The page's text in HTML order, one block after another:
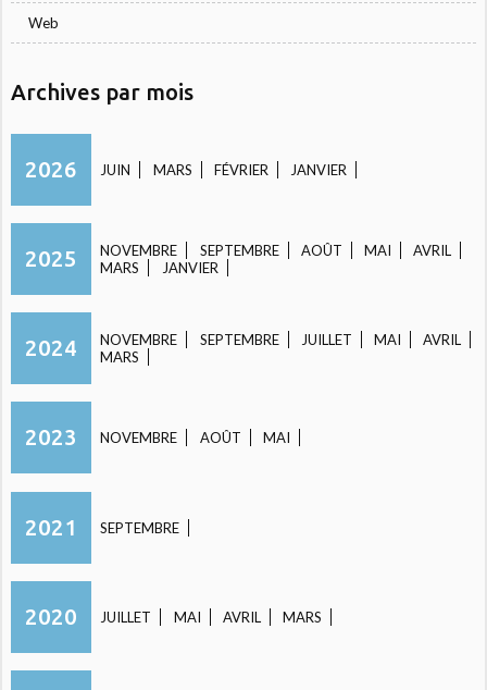
Web
Archives par mois
2026 JUIN MARS FÉVRIER JANVIER
2025 NOVEMBRE SEPTEMBRE AOÛT MAI
AVRIL
MARS
JANVIER
2024 NOVEMBRE SEPTEMBRE JUILLET MAI
AVRIL
MARS
2023 NOVEMBRE AOÛT MAI
2021 SEPTEMBRE
2020 JUILLET MAI AVRIL MARS